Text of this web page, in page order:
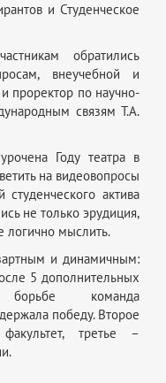
и Студенческое
обратились
внеучебной и
проректор по научно-
связям Т.А.
Году театра в
на видеовопросы
студенческого актива
не только эрудиция,
логично мыслить.
и динамичным:
5 дополнительных
команда
победу. Второе
третье –